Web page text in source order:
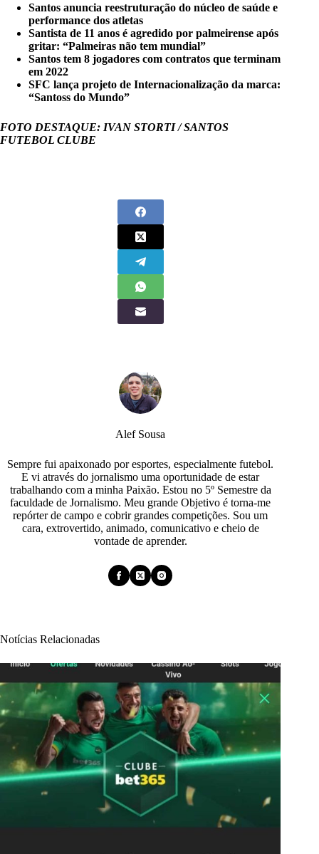
Santos anuncia reestruturação do núcleo de saúde e
performance dos atletas
Santista de 11 anos é agredido por palmeirense após
gritar: “Palmeiras não tem mundial”
Santos tem 8 jogadores com contratos que terminam
em 2022
SFC lança projeto de Internacionalização da marca:
“Santoss do Mundo”
FOTO DESTAQUE: IVAN STORTI / SANTOS
FUTEBOL CLUBE
Alef Sousa
Sempre fui apaixonado por esportes, especialmente futebol.
E vi através do jornalismo uma oportunidade de estar
trabalhando com a minha Paixão. Estou no 5º Semestre da
faculdade de Jornalismo. Meu grande Objetivo é torna-me
repórter de campo e cobrir grandes competições. Sou um
cara, extrovertido, animado, comunicativo e cheio de
vontade de aprender.
Notícias Relacionadas